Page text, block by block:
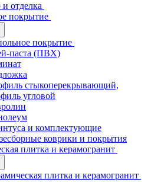
отделка
покрытие
покрытие
паста (ПВХ)
стыкоперекрывающий,
угловой
и комплектующие
коврики и покрытия
плитка и керамогранит
плитка и керамогранит